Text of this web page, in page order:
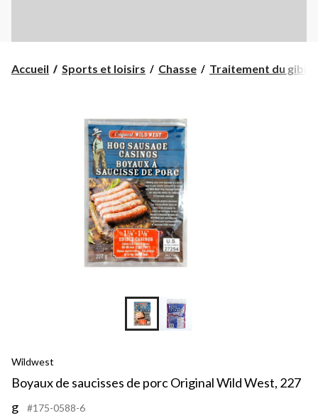
Accueil Sports et loisirs Chasse Traitement du gibier
Wildwest
Boyaux de saucisses de porc Original Wild West, 227
g
#175-0588-6